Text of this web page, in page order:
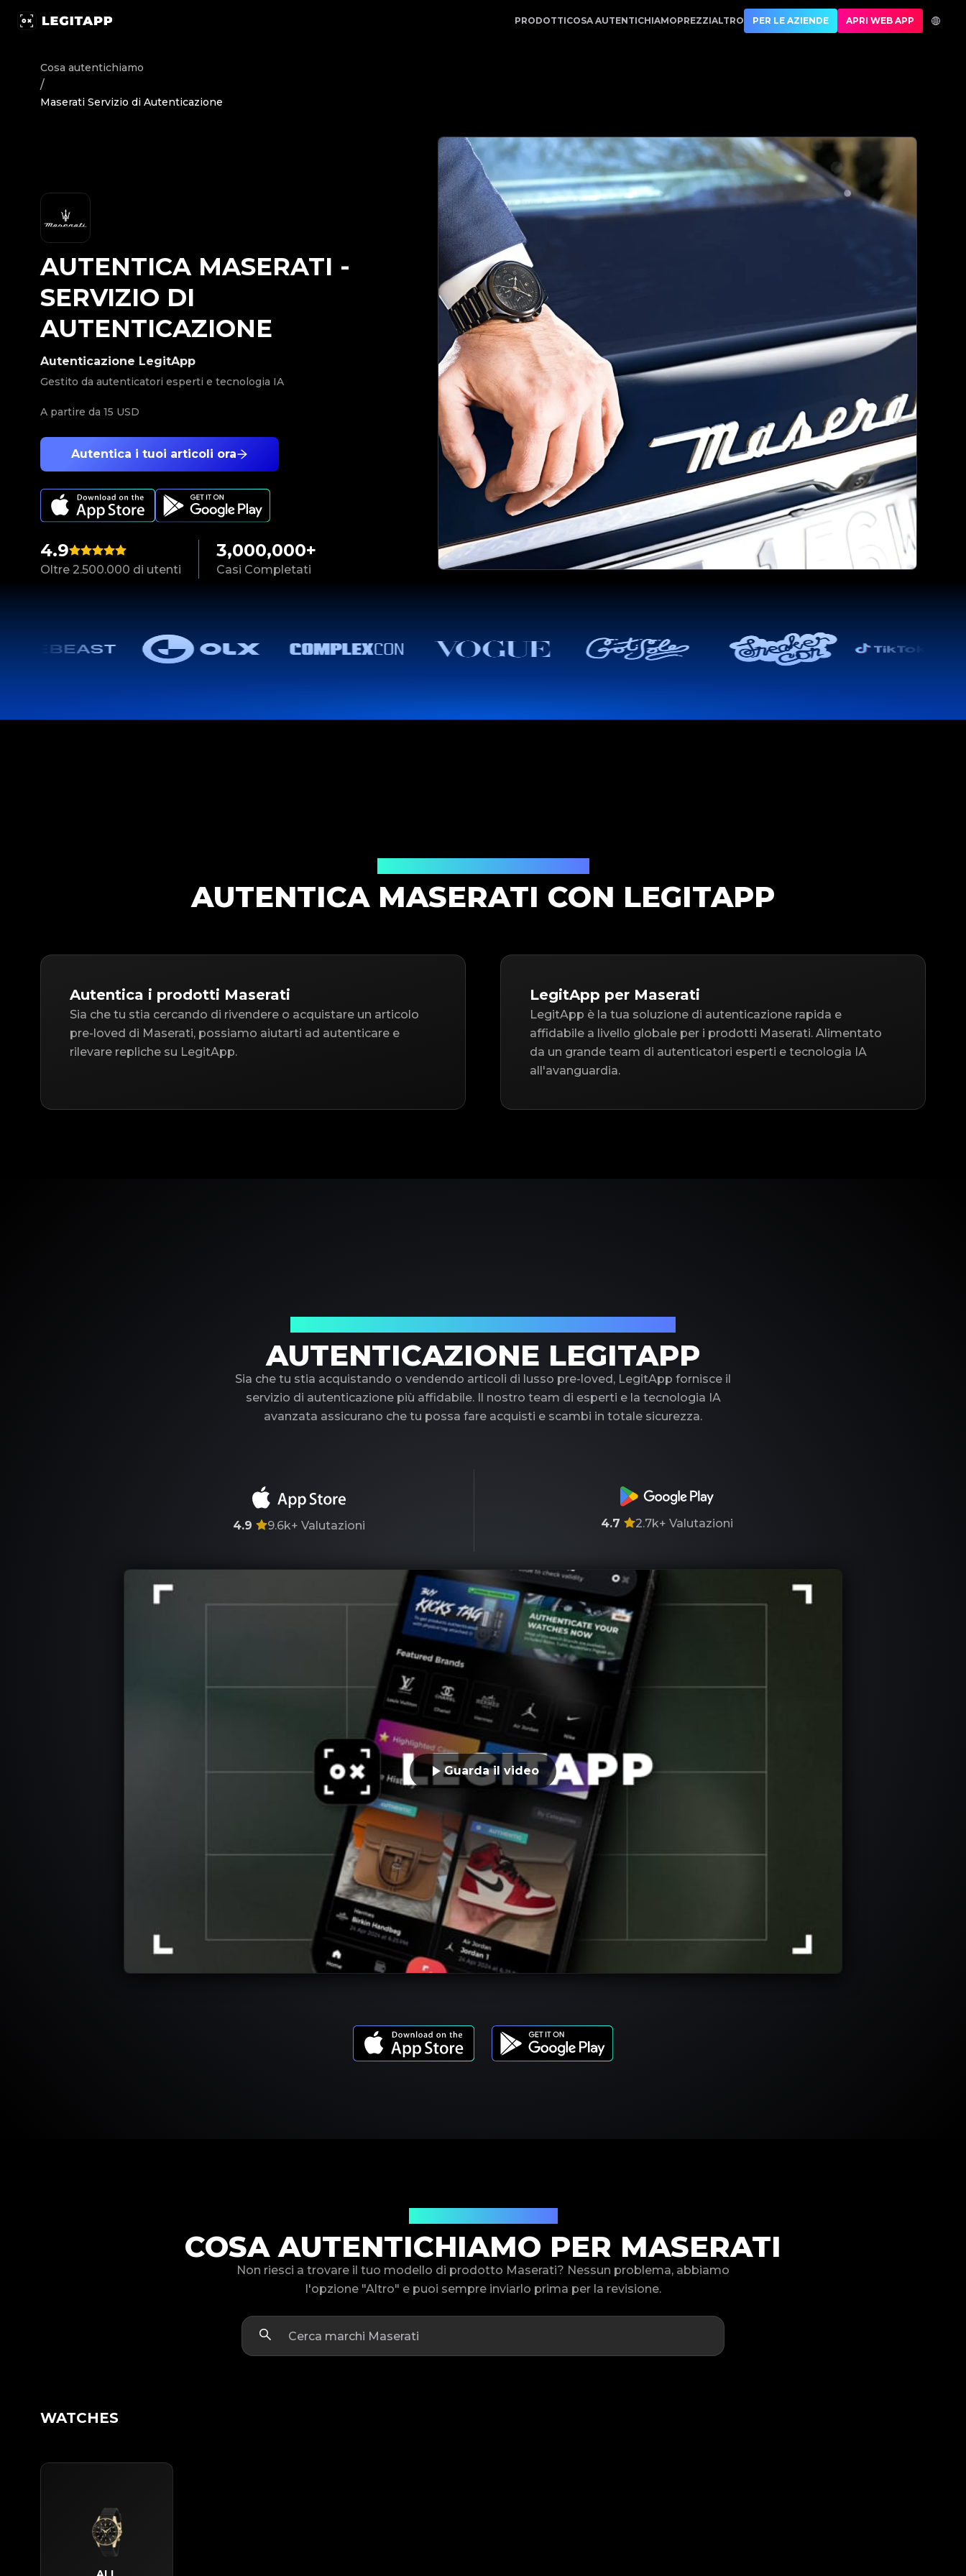
Autentica Maserati - Servizio di Autenticazione | LegitApp | Il tuo partner di fiducia nell'autenticazione di lusso | No.1 Best Authentication
PRODOTTICOSA AUTENTICHIAMOPREZZIALTRO PER LE AZIENDE APRI WEB APP
Cosa autentichiamo
/
Maserati Servizio di Autenticazione
4.9
Oltre 2.500.000 di utenti
3,000,000+
Casi Completati
Autentica i tuoi articoli ora
Autenticazione LegitApp
Gestito da autenticatori esperti e tecnologia IA
A partire da 15 USD
AUTENTICA MASERATI -
SERVIZIO DI
AUTENTICAZIONE
AUTENTICA MASERATI CON LEGITAPP
Autentica i prodotti Maserati
Sia che tu stia cercando di rivendere o acquistare un articolo
pre-loved di Maserati, possiamo aiutarti ad autenticare e
rilevare repliche su LegitApp.
LegitApp per Maserati
LegitApp è la tua soluzione di autenticazione rapida e
affidabile a livello globale per i prodotti Maserati. Alimentato
da un grande team di autenticatori esperti e tecnologia IA
all'avanguardia.
AUTENTICAZIONE LEGITAPP
Sia che tu stia acquistando o vendendo articoli di lusso pre-loved, LegitApp fornisce il
servizio di autenticazione più affidabile. Il nostro team di esperti e la tecnologia IA
avanzata assicurano che tu possa fare acquisti e scambi in totale sicurezza.
4.9 9.6k+ Valutazioni 4.7 2.7k+ Valutazioni
Guarda il video
COSA AUTENTICHIAMO PER MASERATI
Non riesci a trovare il tuo modello di prodotto Maserati? Nessun problema, abbiamo
l'opzione "Altro" e puoi sempre inviarlo prima per la revisione.
WATCHES